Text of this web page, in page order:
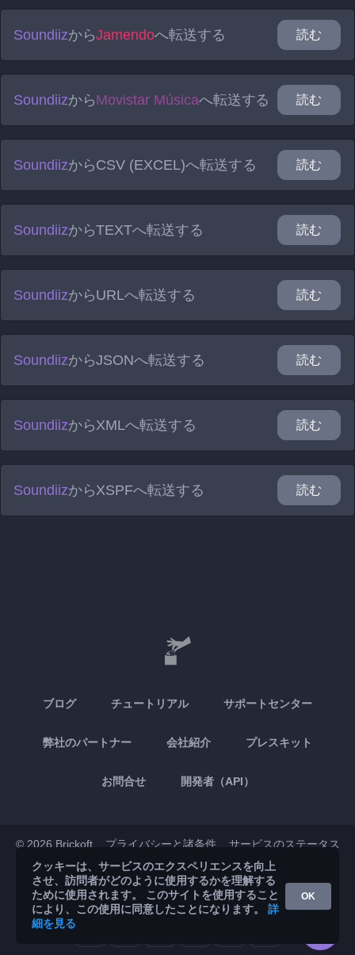
SoundiizからJamendoへ転送する 読む
SoundiizからMovistar Músicaへ転送する 読む
SoundiizからCSV (EXCEL)へ転送する 読む
SoundiizからTEXTへ転送する 読む
SoundiizからURLへ転送する 読む
SoundiizからJSONへ転送する 読む
SoundiizからXMLへ転送する 読む
SoundiizからXSPFへ転送する 読む
ブログ チュートリアル サポートセンター
弊社のパートナー 会社紹介 プレスキット
お問合せ 開発者（API）
© 2026 Brickoft プライバシーと諸条件 サービスのステータス
App Store Google Play
クッキーは、サービスのエクスペリエンスを向上
させ、訪問者がどのように使用するかを理解する
ために使用されます。 このサイトを使用すること
により、この使用に同意したことになります。 詳
細を見る
OK